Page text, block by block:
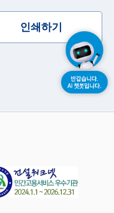
인쇄하기